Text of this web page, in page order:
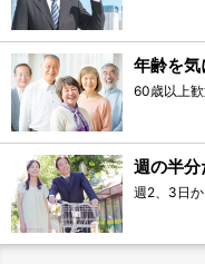
年齢を
60歳以上
週の半
週2、3日